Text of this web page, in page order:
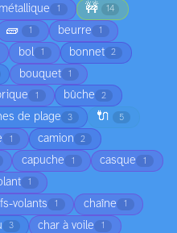
1 🚧 14
🧱 1 beurre 1
bol 1 bonnet 2
bouquet 1
1 bûche 2
de plage 3 🔌 5
1 camion 2
capuche 1 casque 1
1
volants 1 chaîne 1
3 char à voile 1